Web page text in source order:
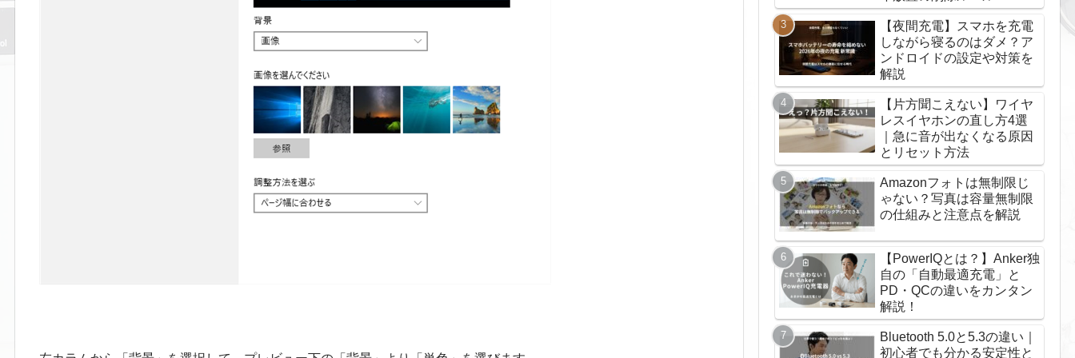
【夜間充電】スマホを充電
しながら寝るのはダメ？ア
ンドロイドの設定や対策を
解説
【片方聞こえない】ワイヤ
レスイヤホンの直し方4選
｜急に音が出なくなる原因
とリセット方法
Amazonフォトは無制限じ
ゃない？写真は容量無制限
の仕組みと注意点を解説
【PowerIQとは？】Anker独
自の「自動最適充電」と
PD・QCの違いをカンタン
解説！
Bluetooth 5.0と5.3の違い｜
初心者でも分かる安定性と